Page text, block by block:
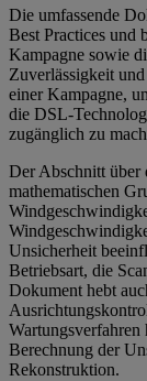
Die umfassende
Best Practices und
Kampagne sowie
Zuverlässigkeit
einer Kampagne,
die DSL-
zugänglich zu
Der Abschnitt über
mathematischen
Unsicherheit
Betriebsart, die
Dokument hebt
Berechnung der
Rekonstruktion.